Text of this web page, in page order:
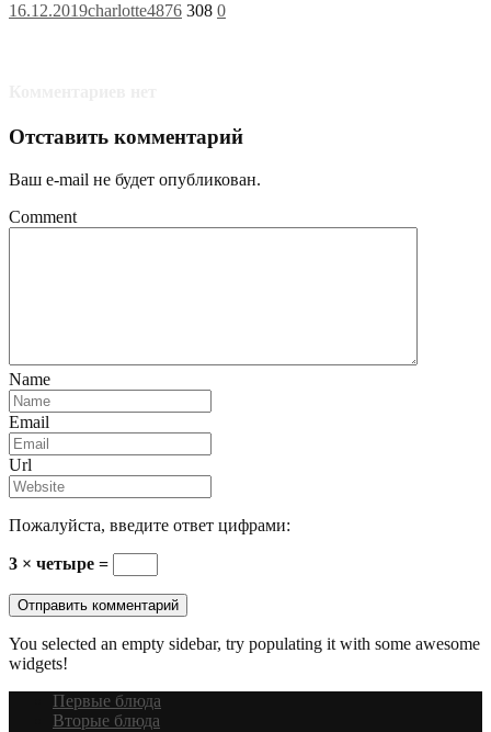
16.12.2019charlotte4876 308 0
Отставить комментарий
Ваш e-mail не будет опубликован.
Comment
Name
Email
Url
Пожалуйста, введите ответ цифрами:
3 × четыре =
You selected an empty sidebar, try populating it with some awesome
widgets!
Первые блюда
Вторые блюда